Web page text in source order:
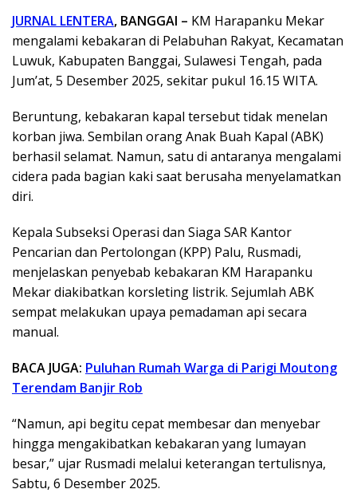
JURNAL LENTERA, BANGGAI – KM Harapanku Mekar
mengalami kebakaran di Pelabuhan Rakyat, Kecamatan
Luwuk, Kabupaten Banggai, Sulawesi Tengah, pada
Jum’at, 5 Desember 2025, sekitar pukul 16.15 WITA.
Beruntung, kebakaran kapal tersebut tidak menelan
korban jiwa. Sembilan orang Anak Buah Kapal (ABK)
berhasil selamat. Namun, satu di antaranya mengalami
cidera pada bagian kaki saat berusaha menyelamatkan
diri.
Kepala Subseksi Operasi dan Siaga SAR Kantor
Pencarian dan Pertolongan (KPP) Palu, Rusmadi,
menjelaskan penyebab kebakaran KM Harapanku
Mekar diakibatkan korsleting listrik. Sejumlah ABK
sempat melakukan upaya pemadaman api secara
manual.
BACA JUGA: Puluhan Rumah Warga di Parigi Moutong
Terendam Banjir Rob
“Namun, api begitu cepat membesar dan menyebar
hingga mengakibatkan kebakaran yang lumayan
besar,” ujar Rusmadi melalui keterangan tertulisnya,
Sabtu, 6 Desember 2025.